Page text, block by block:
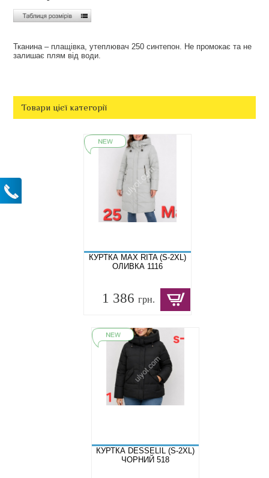
Тканина – плащівка, утеплювач 250 синтепон. Не промокає та не
залишає плям від води.
Товари цієї категорії
КУРТКА MAX RITA (S-2XL)
ОЛИВКА 1116
1 386грн.
КУРТКА DESSELIL (S-2XL)
ЧОРНИЙ 518